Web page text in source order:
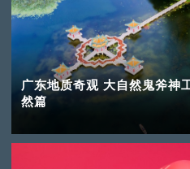
广东地质奇观 大自然鬼斧神
然篇